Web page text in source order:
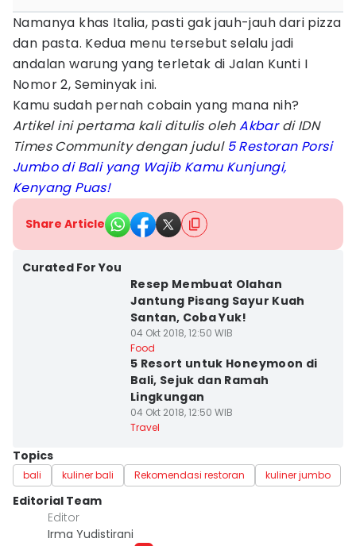
Namanya khas Italia, pasti gak jauh-jauh dari pizza
dan pasta. Kedua menu tersebut selalu jadi
andalan warung yang terletak di Jalan Kunti I
Nomor 2, Seminyak ini.
Kamu sudah pernah cobain yang mana nih?
Artikel ini pertama kali ditulis olehAkbardi IDN
Times Community dengan judul 5 Restoran Porsi
Jumbo di Bali yang Wajib Kamu Kunjungi,
Kenyang Puas!
Share Article
Curated For You
Resep Membuat Olahan
Jantung Pisang Sayur Kuah
Santan, Coba Yuk!
04 Okt 2018, 12:50 WIB
Food
5 Resort untuk Honeymoon di
Bali, Sejuk dan Ramah
Lingkungan
04 Okt 2018, 12:50 WIB
Travel
Topics
bali kuliner bali Rekomendasi restoran kuliner jumbo
Editorial Team
Editor
Irma Yudistirani